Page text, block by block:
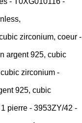
argent 925, cubic
925, cubic